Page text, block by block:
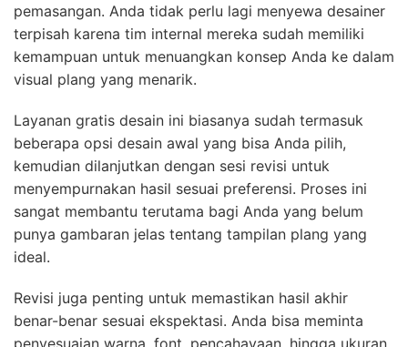
pemasangan. Anda tidak perlu lagi menyewa desainer
terpisah karena tim internal mereka sudah memiliki
kemampuan untuk menuangkan konsep Anda ke dalam
visual plang yang menarik.
Layanan gratis desain ini biasanya sudah termasuk
beberapa opsi desain awal yang bisa Anda pilih,
kemudian dilanjutkan dengan sesi revisi untuk
menyempurnakan hasil sesuai preferensi. Proses ini
sangat membantu terutama bagi Anda yang belum
punya gambaran jelas tentang tampilan plang yang
ideal.
Revisi juga penting untuk memastikan hasil akhir
benar-benar sesuai ekspektasi. Anda bisa meminta
penyesuaian warna, font, pencahayaan, hingga ukuran